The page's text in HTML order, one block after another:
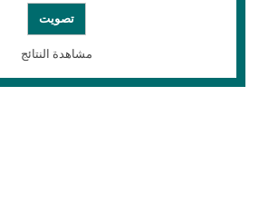
مشاهدة النتائج